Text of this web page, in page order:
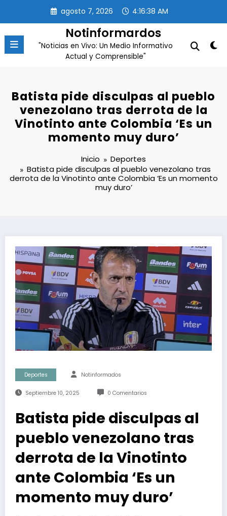
contenido
agosto 7, 2026 4:16:38 AM
Notinformardos
"Noticias en Vivo: Un Medio Informativo
Actual y Comprensible"
Batista pide disculpas al pueblo
venezolano tras derrota de la
Vinotinto ante Colombia ‘Es un
momento muy duro’
Inicio
Deportes
Batista pide disculpas al pueblo venezolano tras
derrota de la Vinotinto ante Colombia ‘Es un momento
muy duro’
Deportes Notinformados
Septiembre 10, 2025 0 Comentarios
Batista pide disculpas al
pueblo venezolano tras
derrota de la Vinotinto
ante Colombia ‘Es un
momento muy duro’